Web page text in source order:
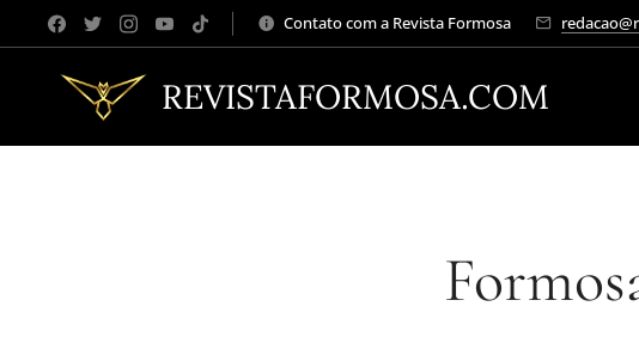
Contato com a Revista Formosa
REVISTAFORMOSA.COM